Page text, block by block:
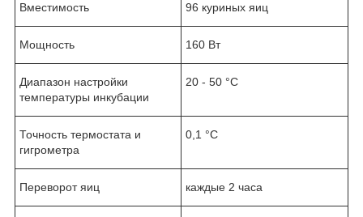
Вместимость 96 куриных яиц
Мощность 160 Вт
Диапазон настройки
температуры инкубации
20 - 50 °C
Точность термостата и
гигрометра
0,1 °C
Переворот яиц каждые 2 часа